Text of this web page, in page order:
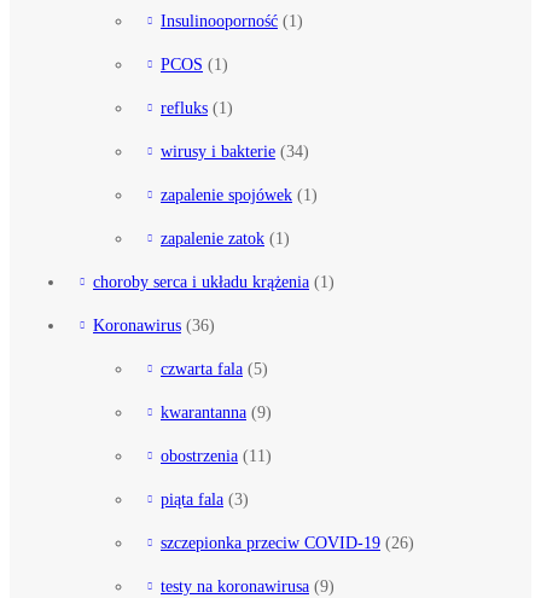
Insulinooporność (1)
PCOS (1)
refluks (1)
wirusy i bakterie (34)
zapalenie spojówek (1)
zapalenie zatok (1)
choroby serca i układu krążenia (1)
Koronawirus (36)
czwarta fala (5)
kwarantanna (9)
obostrzenia (11)
piąta fala (3)
szczepionka przeciw COVID-19 (26)
testy na koronawirusa (9)